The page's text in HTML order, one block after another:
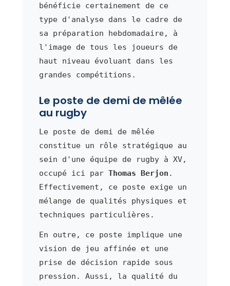
bénéficie certainement de ce
type d'analyse dans le cadre de
sa préparation hebdomadaire, à
l'image de tous les joueurs de
haut niveau évoluant dans les
grandes compétitions.
Le poste de demi de mêlée
au rugby
Le poste de demi de mêlée
constitue un rôle stratégique au
sein d'une équipe de rugby à XV,
occupé ici par Thomas Berjon .
Effectivement, ce poste exige un
mélange de qualités physiques et
techniques particulières.
En outre, ce poste implique une
vision de jeu affinée et une
prise de décision rapide sous
pression. Aussi, la qualité du